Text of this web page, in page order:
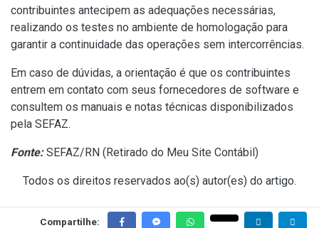
contribuintes antecipem as adequações necessárias,
realizando os testes no ambiente de homologação para
garantir a continuidade das operações sem intercorrências.
Em caso de dúvidas, a orientação é que os contribuintes
entrem em contato com seus fornecedores de software e
consultem os manuais e notas técnicas disponibilizados
pela SEFAZ.
Fonte:SEFAZ/RN (Retirado do Meu Site Contábil)
Todos os direitos reservados ao(s) autor(es) do artigo.
Compartilhe: